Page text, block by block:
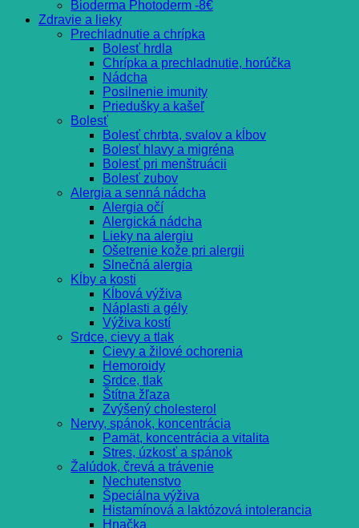
Bioderma Photoderm -8€
Zdravie a lieky
Prechladnutie a chrípka
Bolesť hrdla
Chrípka a prechladnutie, horúčka
Nádcha
Posilnenie imunity
Priedušky a kašeľ
Bolesť
Bolesť chrbta, svalov a kĺbov
Bolesť hlavy a migréna
Bolesť pri menštruácii
Bolesť zubov
Alergia a senná nádcha
Alergia očí
Alergická nádcha
Lieky na alergiu
Ošetrenie kože pri alergii
Slnečná alergia
Kĺby a kosti
Kĺbová výživa
Náplasti a gély
Výživa kostí
Srdce, cievy a tlak
Cievy a žilové ochorenia
Hemoroidy
Srdce, tlak
Štítna žľaza
Zvýšený cholesterol
Nervy, spánok, koncentrácia
Pamät, koncentrácia a vitalita
Stres, úzkosť a spánok
Žalúdok, črevá a trávenie
Nechutenstvo
Špeciálna výživa
Histamínová a laktózová intolerancia
Hnačka